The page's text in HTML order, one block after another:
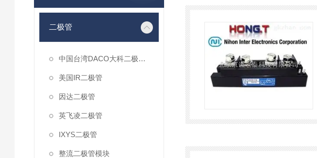
二极管
中国台湾DACO大科二极管模块
美国IR二极管
因达二极管
英飞凌二极管
IXYS二极管
整流二极管模块